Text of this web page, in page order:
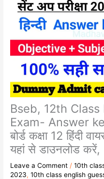
Bseb, 12th
Exam- Answer
बोर्ड कक्षा 12 हिंदी
यहां से डाउनलोड करें,
Leave a Comment /10th
2023,10th class english